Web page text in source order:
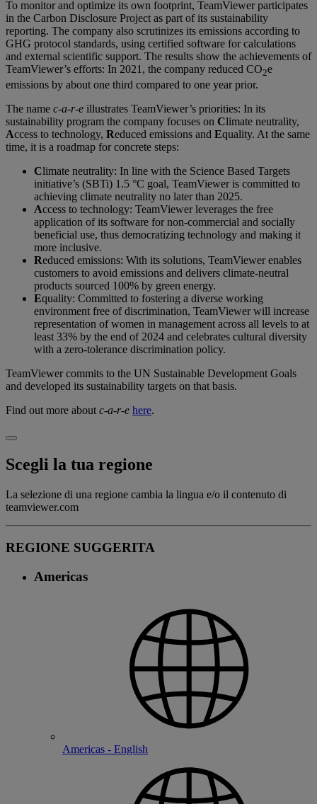
To monitor and optimize its own footprint, TeamViewer participates
in the Carbon Disclosure Project as part of its sustainability
reporting. The company also scrutinizes its emissions according to
GHG protocol standards, using certified software for calculations
and external scientific support. The results show the achievements of
TeamViewer’s efforts: In 2021, the company reduced CO2e
emissions by about one third compared to one year prior.
The name c-a-r-e illustrates TeamViewer’s priorities: In its
sustainability program the company focuses on Climate neutrality,
Access to technology, Reduced emissions and Equality. At the same
time, it is a roadmap for concrete steps:
Climate neutrality: In line with the Science Based Targets
initiative’s (SBTi) 1.5 °C goal, TeamViewer is committed to
achieving climate neutrality no later than 2025.
Access to technology: TeamViewer leverages the free
application of its software for non-commercial and socially
beneficial use, thus democratizing technology and making it
more inclusive.
Reduced emissions: With its solutions, TeamViewer enables
customers to avoid emissions and delivers climate-neutral
products sourced 100% by green energy.
Equality: Committed to fostering a diverse working
environment free of discrimination, TeamViewer will increase
representation of women in management across all levels to at
least 33% by the end of 2024 and celebrates cultural diversity
with a zero-tolerance discrimination policy.
TeamViewer commits to the UN Sustainable Development Goals
and developed its sustainability targets on that basis.
Find out more aboutc-a-r-e here.
Scegli la tua regione
La selezione di una regione cambia la lingua e/o il contenuto di
teamviewer.com
REGIONE SUGGERITA
Americas
Americas - English